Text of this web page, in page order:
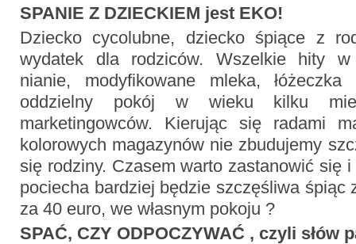
SPANIE Z DZIECKIEM jest EKO!
Dziecko cycolubne, dziecko śpiące z
wydatek dla rodziców. Wszelkie hity w
nianie, modyfikowane mleka, łóżeczka
oddzielny pokój w wieku kilku
marketingowców. Kierując się radami
kolorowych magazynów nie zbudujemy
się rodziny. Czasem warto zastanowić się
pociecha bardziej będzie szczęśliwa śpiąc
za 40 euro, we własnym pokoju ?
SPAĆ, CZY ODPOCZYWAĆ , czyli słów